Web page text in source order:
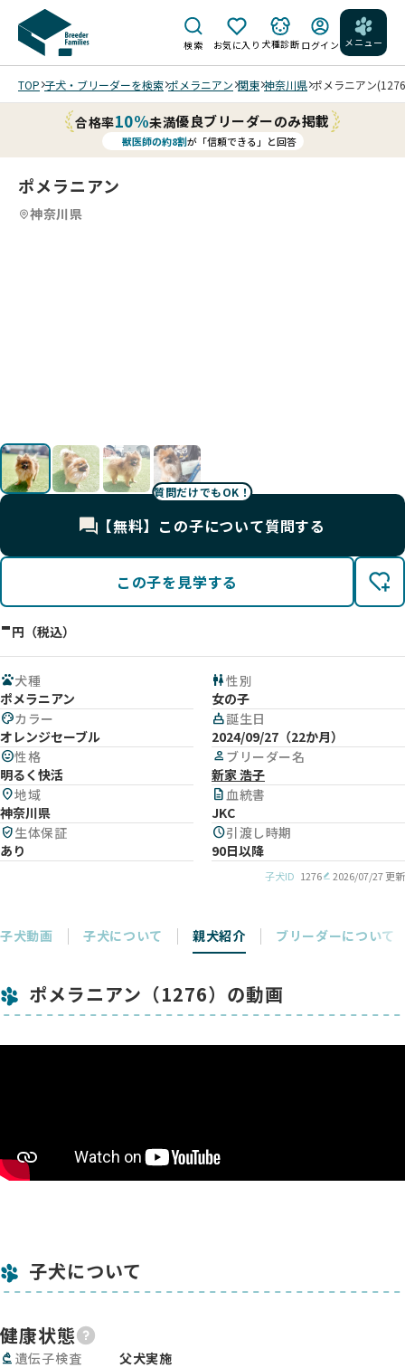
検索 お気に入り 犬種診断 ログイン メニュー
TOP 子犬・ブリーダーを検索 ポメラニアン 関東 神奈川県 ポメラニアン
合格率10%未満優良ブリーダーのみ掲載
獣医師の約8割が「信頼できる」と回答
ポメラニアン
神奈川県
質問だけでもOK！
【無料】この子について質問する
この子を見学する
-円（税込）
pets犬種
ポメラニアン
wc性別
女の子
paletteカラー
オレンジセーブル
cake誕生日
2024/09/27（22か月）
mood性格
明るく快活
person ブリーダー名
新家 浩子
location_on地域
神奈川県
description血統書
JKC
verified_user生体保証
あり
schedule引渡し時期
90日以降
子犬ID 1276 2026/07/27 更新
子犬動画 子犬について 親犬紹介 ブリーダーについて
ポメラニアン（1276）の動画
子犬について
健康状態
biotech 遺伝子検査
父犬実施